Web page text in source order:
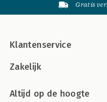
Gratis
Klantenservice
Zakelijk
Altijd op de hoogte